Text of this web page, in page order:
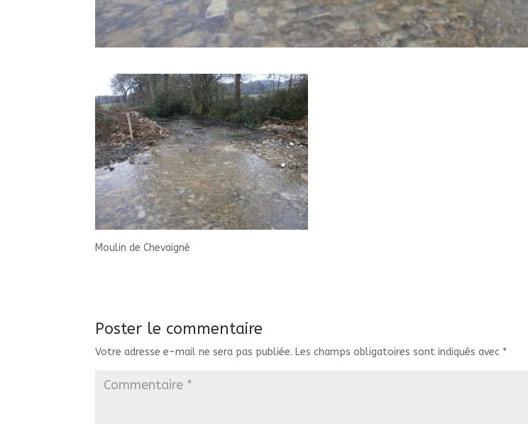
Moulin de Chevaigné
Poster le commentaire
Votre adresse e-mail ne sera pas publiée. Les champs obligatoires sont indiqués avec *